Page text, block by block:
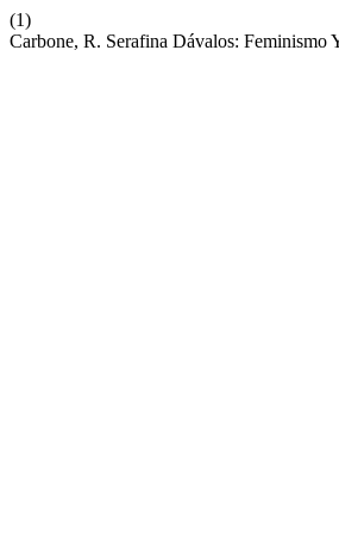
(1)
Carbone, R. Serafina Dávalos: Feminismo